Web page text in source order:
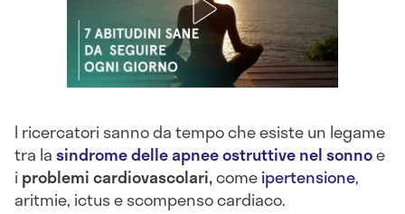
I ricercatori sanno da tempo che esiste un legame
tra lasindrome delle apnee ostruttive nel sonnoe
i problemi cardiovascolari,comeipertensione,
aritmie, ictus e scompenso cardiaco.